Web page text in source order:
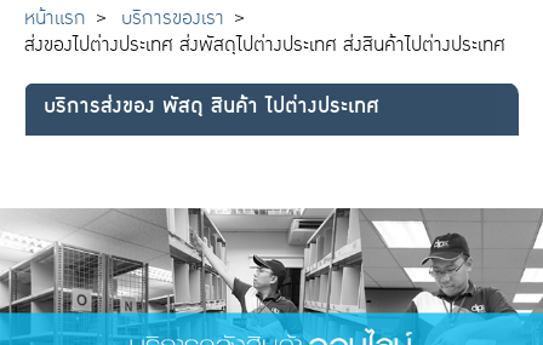
หน้าแรก
บริการของเรา
ส่งของไปต่างประเทศ ส่งพัสดุไปต่างประเทศ ส่งสินค้าไปต่างประเทศ
บริการส่งของ พัสดุ สินค้า ไปต่างประเทศ